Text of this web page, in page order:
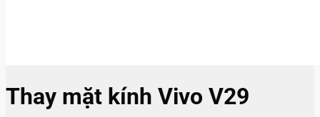
Thay mặt kính Vivo V29